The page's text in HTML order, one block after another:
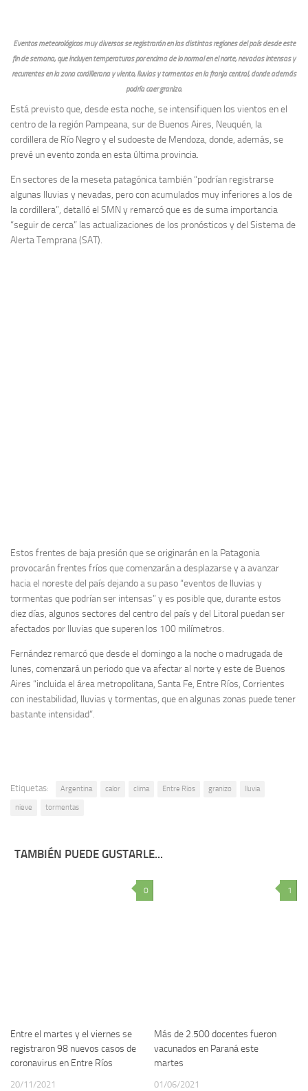
Eventos meteorológicos muy diversos se registrarán en las distintas regiones del país desde este
fin de semana, que incluyen temperaturas por encima de lo normal en el norte, nevadas intensas y
recurrentes en la zona cordillerana y viento, lluvias y tormentas en la franja central, donde además
podría caer granizo.
Está previsto que, desde esta noche, se intensifiquen los vientos en el
centro de la región Pampeana, sur de Buenos Aires, Neuquén, la
cordillera de Río Negro y el sudoeste de Mendoza, donde, además, se
prevé un evento zonda en esta última provincia.
En sectores de la meseta patagónica también “podrían registrarse
algunas lluvias y nevadas, pero con acumulados muy inferiores a los de
la cordillera”, detalló el SMN y remarcó que es de suma importancia
“seguir de cerca” las actualizaciones de los pronósticos y del Sistema de
Alerta Temprana (SAT).
Estos frentes de baja presión que se originarán en la Patagonia
provocarán frentes fríos que comenzarán a desplazarse y a avanzar
hacia el noreste del país dejando a su paso “eventos de lluvias y
tormentas que podrían ser intensas” y es posible que, durante estos
diez días, algunos sectores del centro del país y del Litoral puedan ser
afectados por lluvias que superen los 100 milímetros.
Fernández remarcó que desde el domingo a la noche o madrugada de
lunes, comenzará un periodo que va afectar al norte y este de Buenos
Aires “incluida el área metropolitana, Santa Fe, Entre Ríos, Corrientes
con inestabilidad, lluvias y tormentas, que en algunas zonas puede tener
bastante intensidad”.
Etiquetas: Argentina calor clima Entre Ríos granizo lluvia
nieve tormentas
TAMBIÉN PUEDE GUSTARLE...
0
Entre el martes y el viernes se
registraron 98 nuevos casos de
coronavirus en Entre Ríos
20/11/2021
1
Más de 2.500 docentes fueron
vacunados en Paraná este
martes
01/06/2021